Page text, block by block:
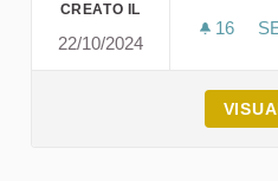
CREATO IL
22/10/2024
16